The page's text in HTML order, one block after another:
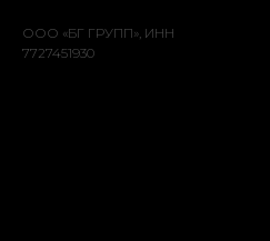
ООО «БГ ГРУПП», ИНН
7727451930